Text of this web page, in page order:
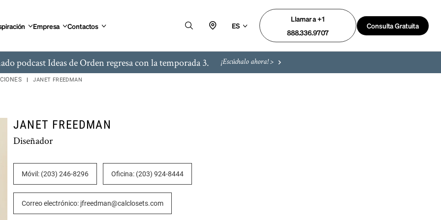
Empresa Contactos ES
Llamar a +1
888.336.9707
Consulta Gratuita
podcast Ideas de Orden regresa con la temporada 3. ¡Escúchalo ahora! >
JANET FREEDMAN
JANET FREEDMAN
Diseñador
Móvil: (203) 246-8296 Oficina: (203) 924-8444
Correo electrónico: jfreedman@calclosets.com